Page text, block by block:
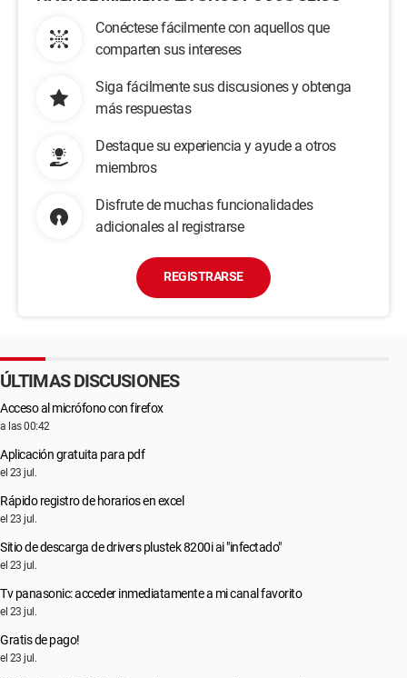
Conéctese fácilmente con aquellos que
comparten sus intereses
Siga fácilmente sus discusiones y obtenga
más respuestas
Destaque su experiencia y ayude a otros
miembros
Disfrute de muchas funcionalidades
adicionales al registrarse
REGISTRARSE
ÚLTIMAS DISCUSIONES
Acceso al micrófono con firefox
a las 00:42
Aplicación gratuita para pdf
el 23 jul.
Rápido registro de horarios en excel
el 23 jul.
Sitio de descarga de drivers plustek 8200i ai "infectado"
el 23 jul.
Tv panasonic: acceder inmediatamente a mi canal favorito
el 23 jul.
Gratis de pago!
el 23 jul.